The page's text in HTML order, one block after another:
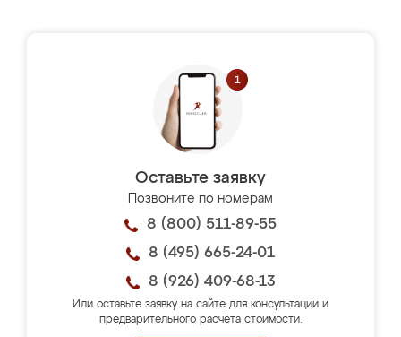
Оставьте заявку
Позвоните по номерам
8 (800) 511-89-55
8 (495) 665-24-01
8 (926) 409-68-13
Или оставьте заявку на сайте для консультации и
предварительного расчёта стоимости.